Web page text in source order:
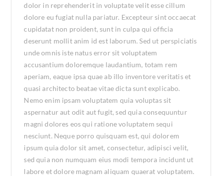
dolor in reprehenderit in voluptate velit esse cillum
dolore eu fugiat nulla pariatur. Excepteur sint occaecat
cupidatat non proident, sunt in culpa qui officia
deserunt mollit anim id est laborum. Sed ut perspiciatis
unde omnis iste natus error sit voluptatem
accusantium doloremque laudantium, totam rem
aperiam, eaque ipsa quae ab illo inventore veritatis et
quasi architecto beatae vitae dicta sunt explicabo.
Nemo enim ipsam voluptatem quia voluptas sit
aspernatur aut odit aut fugit, sed quia consequuntur
magni dolores eos qui ratione voluptatem sequi
nesciunt. Neque porro quisquam est, qui dolorem
ipsum quia dolor sit amet, consectetur, adipisci velit,
sed quia non numquam eius modi tempora incidunt ut
labore et dolore magnam aliquam quaerat voluptatem.